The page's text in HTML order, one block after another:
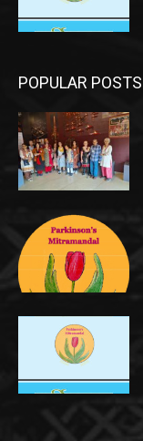
POPULAR POSTS